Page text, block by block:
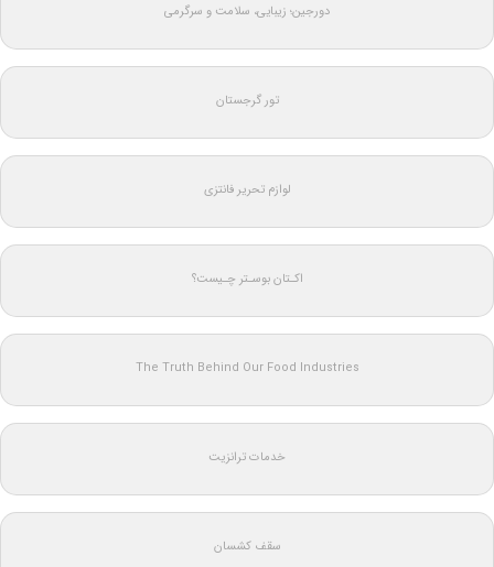
دورجین؛ زیبایی، سلامت و سرگرمی
تور گرجستان
لوازم تحریر فانتزی
اکـتان بوسـتر چـیست؟
The Truth Behind Our Food Industries
خدمات ترانزیت
سقف کشسان